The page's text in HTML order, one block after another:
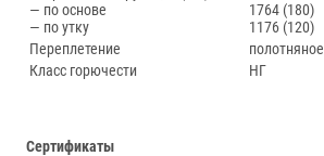
— по основе
— по утку
1764 (180)
1176 (120)
Переплетение
полотняное
Класс горючести
НГ
Сертификаты